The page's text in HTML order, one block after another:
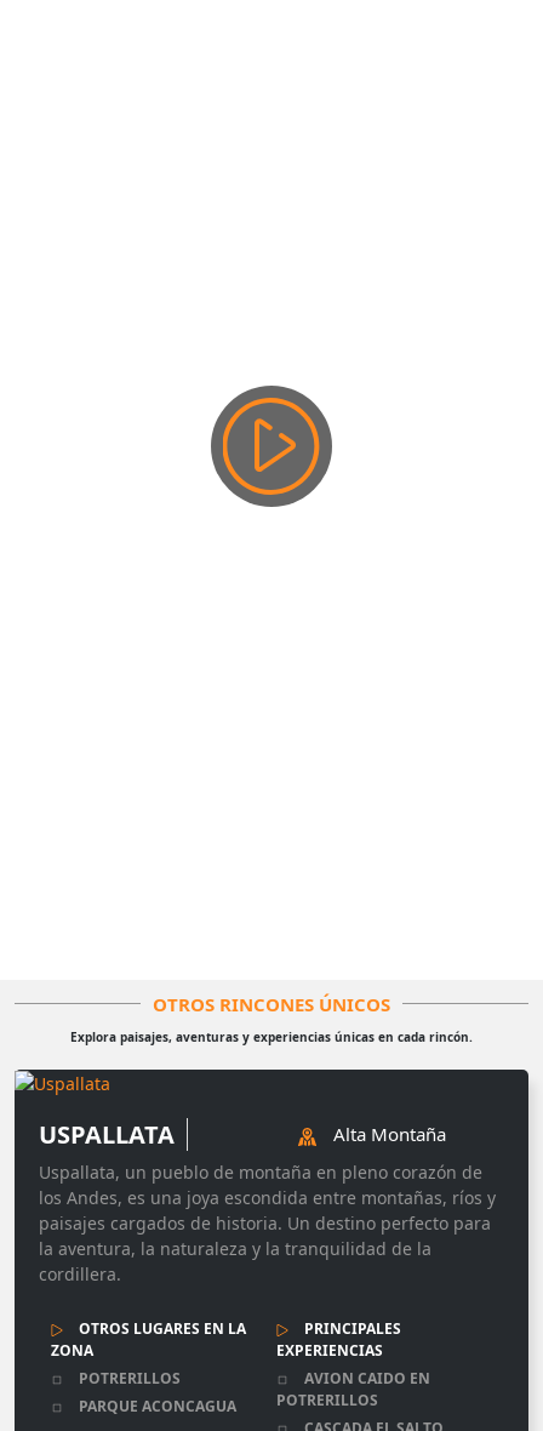
OTROS RINCONES ÚNICOS
Explora paisajes, aventuras y experiencias únicas en cada rincón.
USPALLATA Alta Montaña
Uspallata, un pueblo de montaña en pleno corazón de
los Andes, es una joya escondida entre montañas, ríos y
paisajes cargados de historia. Un destino perfecto para
la aventura, la naturaleza y la tranquilidad de la
cordillera.
OTROS LUGARES EN LA
ZONA
POTRERILLOS
PARQUE ACONCAGUA
PRINCIPALES
EXPERIENCIAS
AVION CAIDO EN
POTRERILLOS